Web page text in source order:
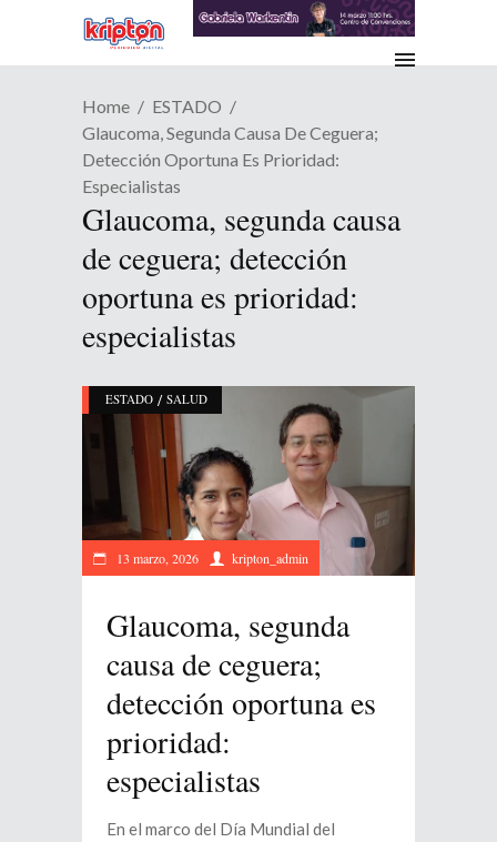
Home
ESTADO
Glaucoma, Segunda Causa De Ceguera;
Detección Oportuna Es Prioridad:
Especialistas
Glaucoma, segunda causa
de ceguera; detección
oportuna es prioridad:
especialistas
ESTADO / SALUD
13 marzo, 2026 kripton_admin
Glaucoma, segunda
causa de ceguera;
detección oportuna es
prioridad:
especialistas
En el marco del Día Mundial del